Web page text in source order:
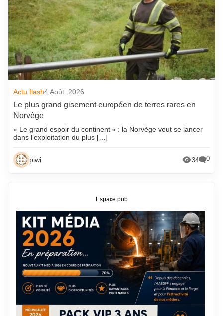
Actu flash4 Août. 2026
Le plus grand gisement européen de terres rares en
Norvège
« Le grand espoir du continent » : la Norvège veut se lancer
dans l’exploitation du plus […]
piwi 34 0
Espace pub